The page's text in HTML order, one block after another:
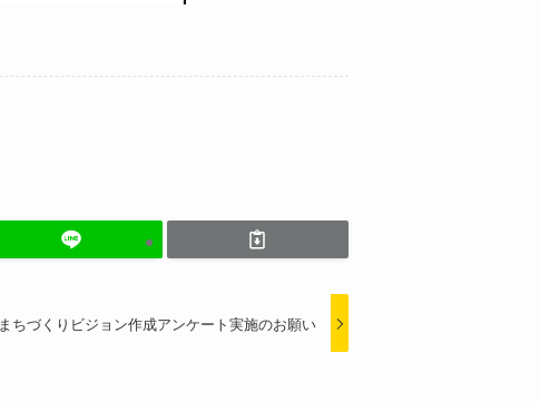
まちづくりビジョン作成アンケート実施のお願い